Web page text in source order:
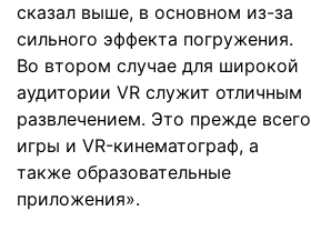
сказал выше, в основном из-за
сильного эффекта погружения.
Во втором случае для широкой
аудитории VR служит отличным
развлечением. Это прежде всего
игры и VR-кинематограф, а
также образовательные
приложения».